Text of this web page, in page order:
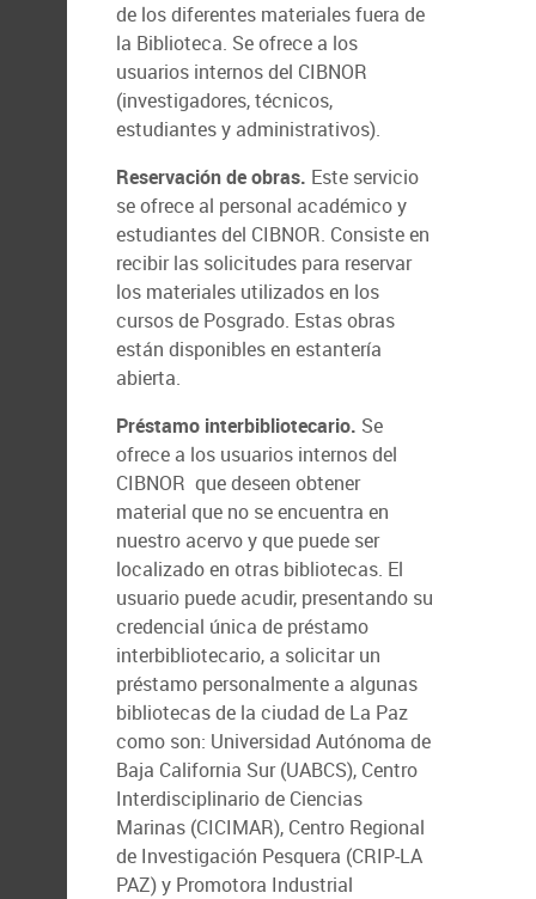
de los diferentes materiales fuera de
la Biblioteca. Se ofrece a los
usuarios internos del CIBNOR
(investigadores, técnicos,
estudiantes y administrativos).
Reservación de obras. Este servicio
se ofrece al personal académico y
estudiantes del CIBNOR. Consiste en
recibir las solicitudes para reservar
los materiales utilizados en los
cursos de Posgrado. Estas obras
están disponibles en estantería
abierta.
Préstamo interbibliotecario. Se
ofrece a los usuarios internos del
CIBNOR que deseen obtener
material que no se encuentra en
nuestro acervo y que puede ser
localizado en otras bibliotecas. El
usuario puede acudir, presentando su
credencial única de préstamo
interbibliotecario, a solicitar un
préstamo personalmente a algunas
bibliotecas de la ciudad de La Paz
como son: Universidad Autónoma de
Baja California Sur (UABCS), Centro
Interdisciplinario de Ciencias
Marinas (CICIMAR), Centro Regional
de Investigación Pesquera (CRIP-LA
PAZ) y Promotora Industrial